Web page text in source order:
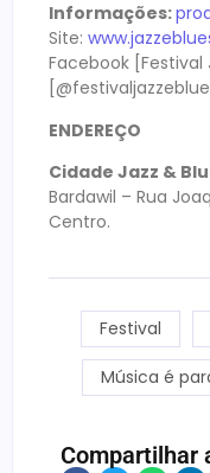
Informações:
Site:
Facebook [Festival
ENDEREÇO
Cidade Jazz &
Bardawil – Rua
Centro.
Festival
Música é
Compartilhar